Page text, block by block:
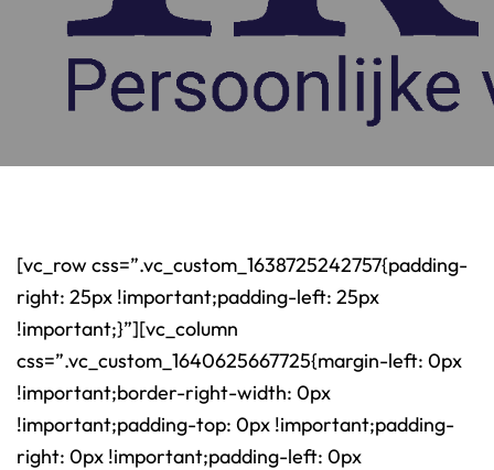
[vc_row css=”.vc_custom_1638725242757{padding-
right: 25px !important;padding-left: 25px
!important;}”][vc_column
css=”.vc_custom_1640625667725{margin-left: 0px
!important;border-right-width: 0px
!important;padding-top: 0px !important;padding-
right: 0px !important;padding-left: 0px